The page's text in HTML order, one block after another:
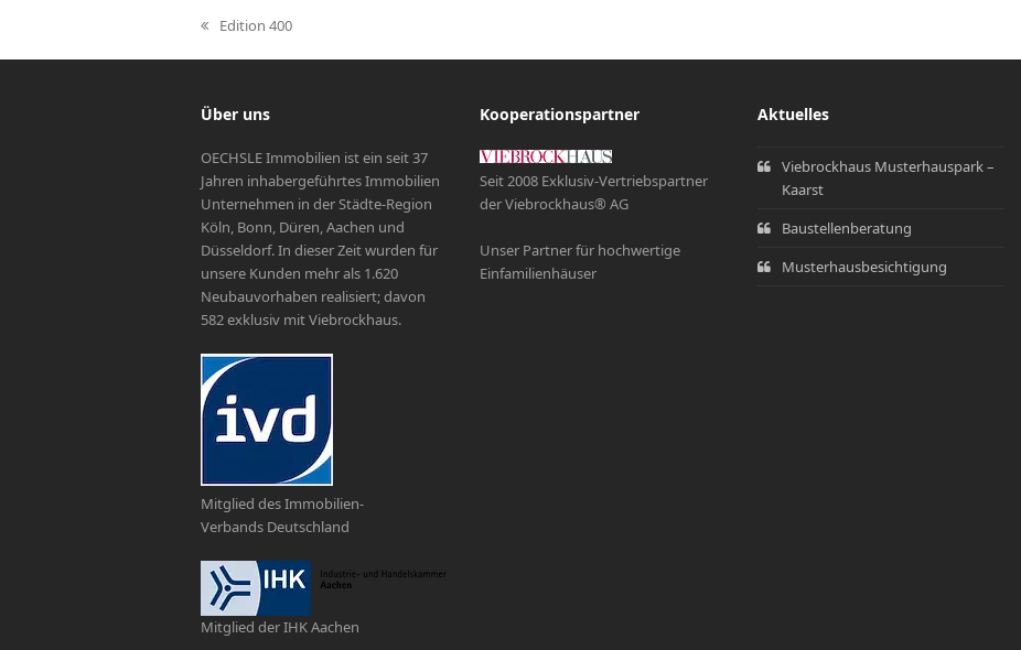
vorheriger
Beitrag:
Edition 400
Über uns
OECHSLE Immobilien ist ein seit 37
Jahren inhabergeführtes Immobilien
Unternehmen in der Städte-Region
Köln, Bonn, Düren, Aachen und
Düsseldorf. In dieser Zeit wurden für
unsere Kunden mehr als 1.620
Neubauvorhaben realisiert; davon
582 exklusiv mit Viebrockhaus.
Mitglied des Immobilien-
Verbands Deutschland
Mitglied der IHK Aachen
Kooperationspartner
Seit 2008 Exklusiv-Vertriebspartner
der Viebrockhaus® AG
Unser Partner für hochwertige
Einfamilienhäuser
Aktuelles
Viebrockhaus Musterhauspark –
Kaarst
Baustellenberatung
Musterhausbesichtigung